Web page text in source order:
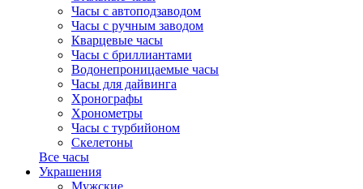
Часы с автоподзаводом
Часы с ручным заводом
Кварцевые часы
Часы с бриллиантами
Водонепроницаемые часы
Часы для дайвинга
Хронографы
Хронометры
Часы с турбийоном
Скелетоны
Все часы
Украшения